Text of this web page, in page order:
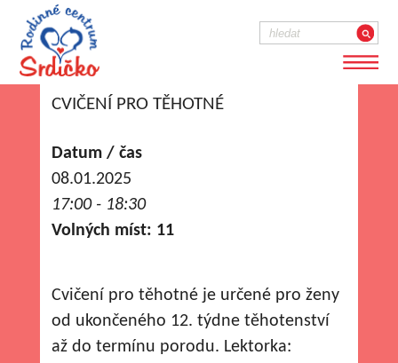
CVIČENÍ PRO TĚHOTNÉ
Datum / čas
08.01.2025
17:00 - 18:30
Volných míst: 11
Cvičení pro těhotné je určené pro ženy
od ukončeného 12. týdne těhotenství
až do termínu porodu. Lektorka: